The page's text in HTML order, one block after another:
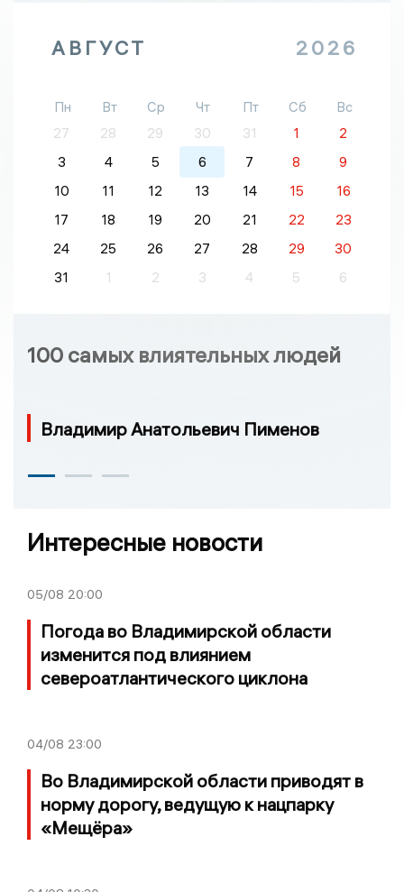
АВГУСТ 2026
Пн Вт Ср Чт Пт Сб
Вс
27
28 29 30 31 1
2
3
4 5 6 7 8
9
10
11 12 13 14 15
16
17
18 19 20 21 22
23
24
25 26 27 28 29
30
31
1 2 3 4 5 6
100 самых влиятельных людей
Владимир Анатольевич Пименов
Интересные новости
05/08 20:00
Погода во Владимирской области
изменится под влиянием
североатлантического циклона
04/08 23:00
Во Владимирской области приводят в
норму дорогу, ведущую к нацпарку
«Мещёра»